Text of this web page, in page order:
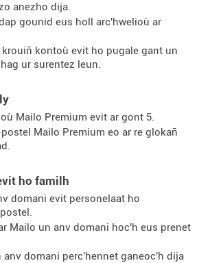
anezho dija.
gounid eus holl arc'hwelioù ar
krouiñ kontoù evit ho pugale gant un
ur surentez leun.
Mailo Premium evit ar gont 5.
Mailo Premium eo ar re glokañ
ho familh
domani evit personelaat ho
Mailo un anv domani hoc'h eus prenet
anv domani perc'hennet ganeoc'h dija